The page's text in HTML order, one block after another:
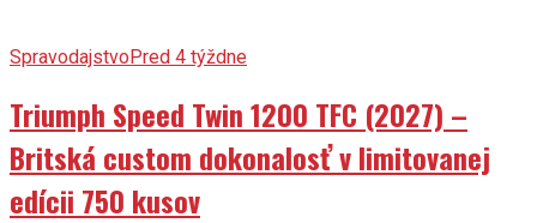
SpravodajstvoPred 4 týždne
Triumph Speed Twin 1200 TFC (2027) –
Britská custom dokonalosť v limitovanej
edícii 750 kusov